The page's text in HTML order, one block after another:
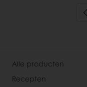
Alle producten
Recepten